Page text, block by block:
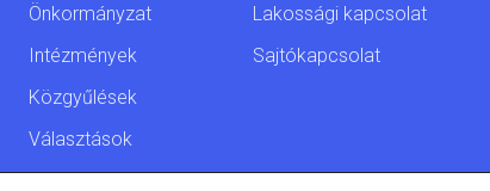
Önkormányzat
Intézmények
Közgyűlések
Választások
Lakossági kapcsolat
Sajtókapcsolat